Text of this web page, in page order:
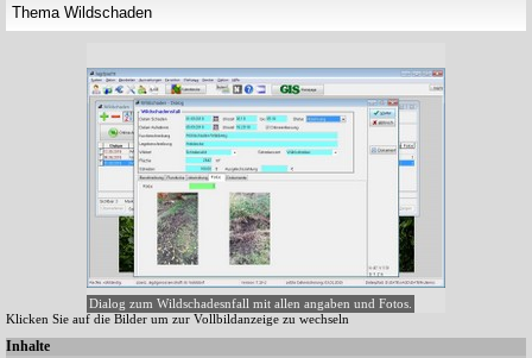
Thema Wildschaden
Dialog zum Wildschadesnfall mit allen angaben und Fotos.
Klicken Sie auf die Bilder um zur Vollbildanzeige zu wechseln
Inhalte